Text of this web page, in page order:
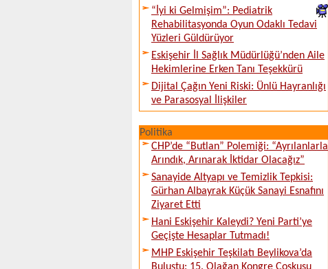
“İyi ki Gelmişim”: Pediatrik
Rehabilitasyonda Oyun Odaklı Tedavi
Yüzleri Güldürüyor
Eskişehir İl Sağlık Müdürlüğü’nden Aile
Hekimlerine Erken Tanı Teşekkürü
Dijital Çağın Yeni Riski: Ünlü Hayranlığı
ve Parasosyal İlişkiler
Politika
CHP’de “Butlan” Polemiği: “Ayrılanlarla
Arındık, Arınarak İktidar Olacağız”
Sanayide Altyapı ve Temizlik Tepkisi:
Gürhan Albayrak Küçük Sanayi Esnafını
Ziyaret Etti
Hani Eskişehir Kaleydi? Yeni Parti’ye
Geçişte Hesaplar Tutmadı!
MHP Eskişehir Teşkilatı Beylikova’da